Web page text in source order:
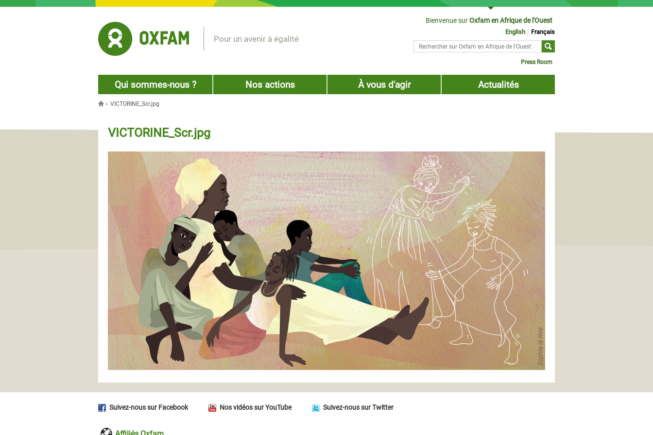
Bienvenue surOxfam en Afrique de l'Ouest
Pour un avenir à égalité
Rechercher sur
English Français
Press Room
Qui sommes-nous ? Nos actions À vous d'agir Actualités
› VICTORINE_Scr.jpg
VICTORINE_Scr.jpg
Suivez-nous sur Facebook Nos vidéos sur YouTube Suivez-nous sur Twitter